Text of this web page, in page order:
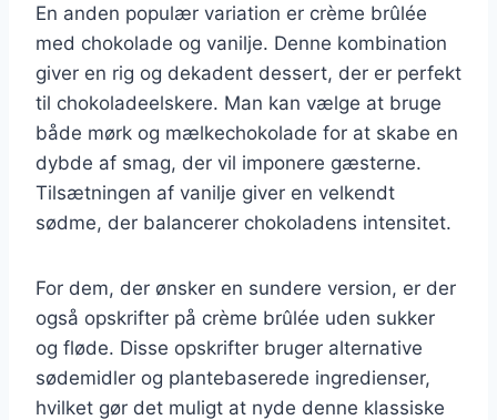
En anden populær variation er crème brûlée
med chokolade og vanilje. Denne kombination
giver en rig og dekadent dessert, der er perfekt
til chokoladeelskere. Man kan vælge at bruge
både mørk og mælkechokolade for at skabe en
dybde af smag, der vil imponere gæsterne.
Tilsætningen af vanilje giver en velkendt
sødme, der balancerer chokoladens intensitet.
For dem, der ønsker en sundere version, er der
også opskrifter på crème brûlée uden sukker
og fløde. Disse opskrifter bruger alternative
sødemidler og plantebaserede ingredienser,
hvilket gør det muligt at nyde denne klassiske